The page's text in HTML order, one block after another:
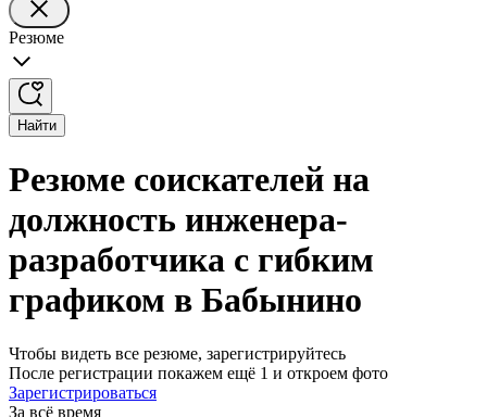
Резюме
Найти
Резюме соискателей на
должность инженера-
разработчика с гибким
графиком в Бабынино
Чтобы видеть все резюме, зарегистрируйтесь
После регистрации покажем ещё 1 и откроем фото
Зарегистрироваться
За всё время